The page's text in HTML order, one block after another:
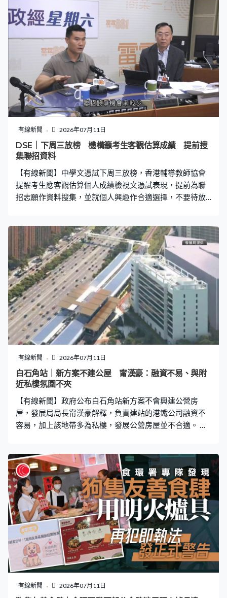
地交予港鐵作私人住宅發展，以融資興建白石角站。發展
局局長甯漢豪表示早年曾想過項目同時興建公、私營房
屋。甯漢豪：「大家都記得數年前其實公營房屋輪候時間
是長的，大家一聽到有地就馬上會想如果是住宅地就公營
房屋，但我們現在已扭轉形勢，我們有土地規劃，也有熟
地陸續出來。無論是北都又好，北都以外也好，我們都要
看該地帶的合適性，所以我覺得我們不需要拘泥於每做一
個大型發展，必須要有公營房屋的思維。」 有關北都專屬
法例的草案已交予立法會首讀，甯漢豪強調北都發展公眾
仍可發表意見。甯漢豪：「說簡化程序的時候一定要有些
東西要簡化，一定有些事要稍為讓一讓，要不然就做不到
簡化的效果，變不到這個魔術出來的。但如果我們說土地
用途的程序、城規程序我們簡化，兩個月就可以做到，其
三星期讓公眾提出書面意見，所以我們絕不會靜悄悄去
有線新聞 2026年07月11日
DSE｜下周三放榜 機構籲考生客觀估算成績 提前搜
集聯招資料
【有線新聞】中學文憑試下周三放榜，香港輔導教師協會
提醒考生應客觀估算個人成績檢視文憑試表現，提前為聯
招志願作資料搜集，並就個人興趣作合適選擇，不要待放
程選擇哪個做後備方案。其實提早準備分析，甚至和家人
心平氣和討論方案，總比當天收到成績單心情可能忙亂或
者太興奮，大家都很多情緒時才處理資訊性問題，事前準
備會幫助他們多很多。」
有線新聞 2026年07月11日
白石角站｜新方案不建公屋 甯漢豪：融資不易、與附
近私樓氛圍不夾
【有線新聞】政府公布白石角站新方案不會興建公營房
屋，發展局局長甯漢豪解釋，負責建站的港鐵公司融資不
容易，加上該地帶多為私樓，發展公營房屋並不合適。 發
上我們後來聽到聲音，我們也很同意那個地帶去興建公營
房屋好像氛圍不是很夾，看看附近有關的房屋，再加上我
們看到政府近幾年很努力覓地和建樓，我們接下來十年房
屋局也公布了，房屋需要是滿足到的。」
有線新聞 2026年07月11日